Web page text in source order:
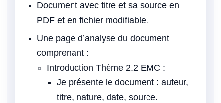
Document avec titre et sa source en
PDF et en fichier modifiable.
Une page d’analyse du document
comprenant :
Introduction Thème 2.2 EMC :
Je présente le document : auteur,
titre, nature, date, source.